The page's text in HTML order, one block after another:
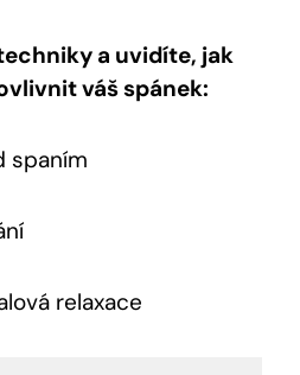
a uvidíte, jak
váš spánek:
spaním
relaxace